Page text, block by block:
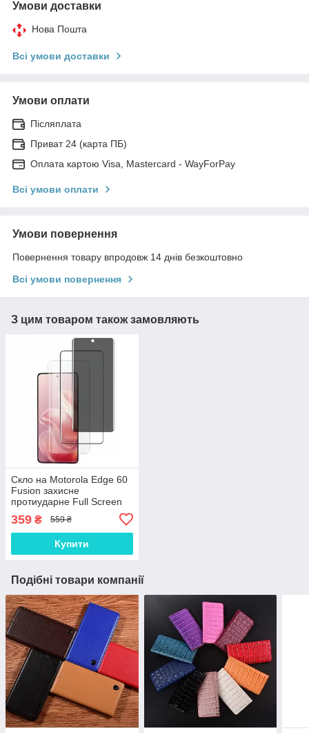
Умови доставки
Нова Пошта
Всі умови доставки
Умови оплати
Післяплата
Приват 24 (карта ПБ)
Оплата картою Visa, Mastercard - WayForPay
Всі умови оплати
Умови повернення
Повернення товару впродовж 14 днів безкоштовно
Всі умови повернення
З цим товаром також замовляють
Скло на Motorola Edge 60
Fusion захисне
протиударне Full Screen
покриття "HYPER"
359 ₴ 559 ₴
Купити
Подібні товари компанії